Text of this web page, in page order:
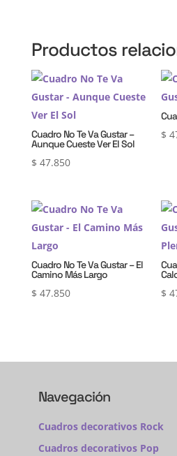
Productos
Cuadro No Te Va Gustar –
Aunque Cueste Ver El Sol
$ 47.850
$
Cuadro No Te Va Gustar – El
Camino Más Largo
$ 47.850 $
Navegación
Cuadros decorativos Rock
Cuadros decorativos Pop